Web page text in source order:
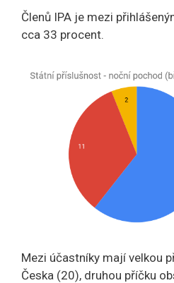
Členů IPA je mezi
cca 33 procent.
Mezi účastníky mají velkou
Česka (20), druhou příčku